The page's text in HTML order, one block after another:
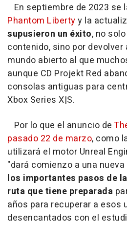
En septiembre de 2023 se
Phantom Libertyy la
supusieron un éxito, no
contenido, sino por devolver
mundo abierto al que
aunque CD Projekt Red
consolas antiguas para
Xbox Series X|S.
Por lo que el anuncio de
pasado 22 de marzo, como
utilizará el motor Unreal
"dará comienzo a una
los importantes pasos de
ruta que tiene preparada
años para recuperar a esos
desencantados con el